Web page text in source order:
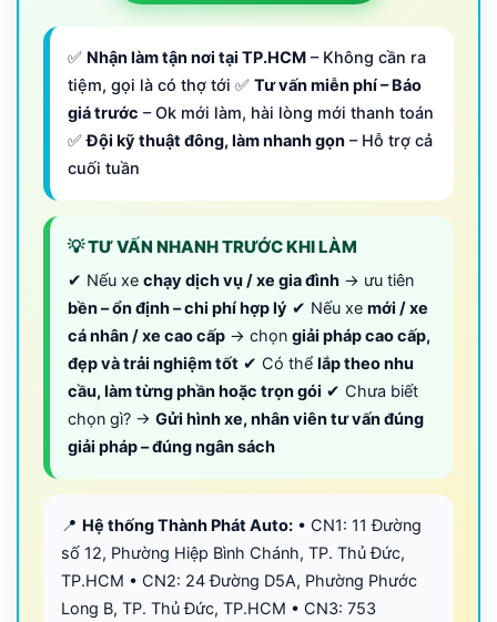
✅ Nhận làm tận nơi tại TP.HCM – Không cần ra
tiệm, gọi là có thợ tới ✅ Tư vấn miễn phí – Báo
giá trước – Ok mới làm, hài lòng mới thanh toán
✅Đội kỹ thuật đông, làm nhanh gọn – Hỗ trợ cả
cuối tuần
💡 TƯ VẤN NHANH TRƯỚC KHI LÀM
✔ Nếu xe chạy dịch vụ / xe gia đình → ưu tiên
bền – ổn định – chi phí hợp lý ✔ Nếu xe mới / xe
cá nhân / xe cao cấp → chọn giải pháp cao cấp,
đẹp và trải nghiệm tốt ✔ Có thể lắp theo nhu
cầu, làm từng phần hoặc trọn gói ✔ Chưa biết
chọn gì? → Gửi hình xe, nhân viên tư vấn đúng
giải pháp – đúng ngân sách
📍 Hệ thống Thành Phát Auto: • CN1: 11 Đường
số 12, Phường Hiệp Bình Chánh, TP. Thủ Đức,
TP.HCM • CN2: 24 Đường D5A, Phường Phước
Long B, TP. Thủ Đức, TP.HCM • CN3: 753